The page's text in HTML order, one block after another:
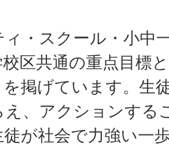
ィ・スクール・小中
区共通の重点目標
掲げています。生
え、アクションする
が社会で力強い一